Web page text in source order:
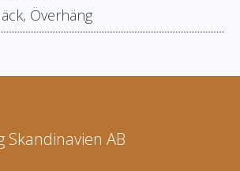
Överhäng
Skandinavien AB